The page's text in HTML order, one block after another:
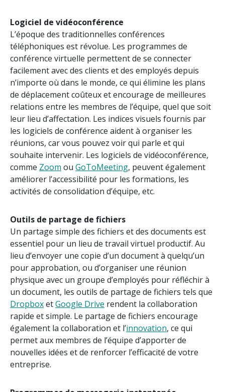
Logiciel de vidéoconférence
L’époque des traditionnelles conférences
téléphoniques est révolue. Les programmes de
conférence virtuelle permettent de se connecter
facilement avec des clients et des employés depuis
n’importe où dans le monde, ce qui élimine les plans
de déplacement coûteux et encourage de meilleures
relations entre les membres de l’équipe, quel que soit
leur lieu d’affectation. Les indices visuels fournis par
les logiciels de conférence aident à organiser les
réunions, car vous pouvez voir qui parle et qui
souhaite intervenir. Les logiciels de vidéoconférence,
comme Zoom ou GoToMeeting, peuvent également
améliorer l’accessibilité pour les formations, les
activités de consolidation d’équipe, etc.
Outils de partage de fichiers
Un partage simple des fichiers et des documents est
essentiel pour un lieu de travail virtuel productif. Au
lieu d’envoyer une copie d’un document à quelqu’un
pour approbation, ou d’organiser une réunion
physique avec un groupe d’employés pour réfléchir à
un document, les outils de partage de fichiers tels que
DropboxetGoogle Drive rendent la collaboration
rapide et simple. Le partage de fichiers encourage
également la collaboration et l’innovation, ce qui
permet aux membres de l’équipe d’apporter de
nouvelles idées et de renforcer l’efficacité de votre
entreprise.